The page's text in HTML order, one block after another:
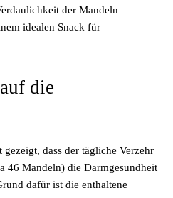
der Mandeln
idealen Snack für
die
dass der tägliche Verzehr
46 Mandeln) die Darmgesundheit
dafür ist die enthaltene